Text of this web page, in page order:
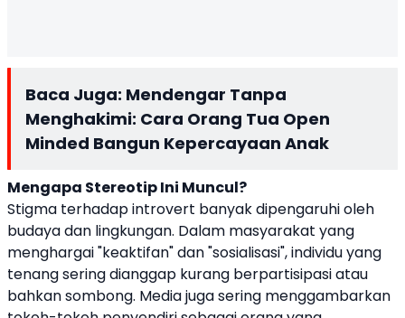
Baca Juga: Mendengar Tanpa
Menghakimi: Cara Orang Tua Open
Minded Bangun Kepercayaan Anak
Mengapa Stereotip Ini Muncul?
Stigma terhadap introvert banyak dipengaruhi oleh
budaya dan lingkungan. Dalam masyarakat yang
menghargai "keaktifan" dan "sosialisasi", individu yang
tenang sering dianggap kurang berpartisipasi atau
bahkan sombong. Media juga sering menggambarkan